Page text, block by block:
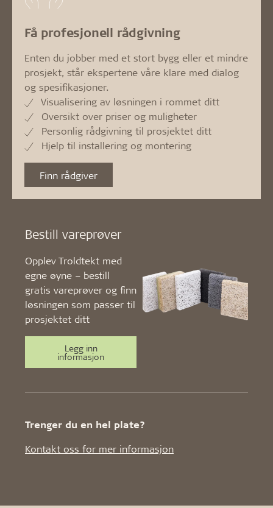
Få profesjonell rådgivning
Enten du jobber med et stort bygg eller et mindre
prosjekt, står ekspertene våre klare med dialog
og spesifikasjoner.
Visualisering av løsningen i rommet ditt
Oversikt over priser og muligheter
Personlig rådgivning til prosjektet ditt
Hjelp til installering og montering
Finn rådgiver
Bestill vareprøver
Opplev Troldtekt med
egne øyne – bestill
gratis vareprøver og finn
løsningen som passer til
prosjektet ditt
Legg inn
informasjon
Trenger du en hel plate?
Kontakt oss for mer informasjon